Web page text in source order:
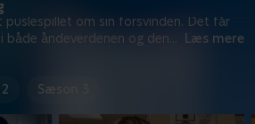
puslespillet om sin forsvinden. Det får
både åndeverdenen og den... Læs mere
Sæson 3